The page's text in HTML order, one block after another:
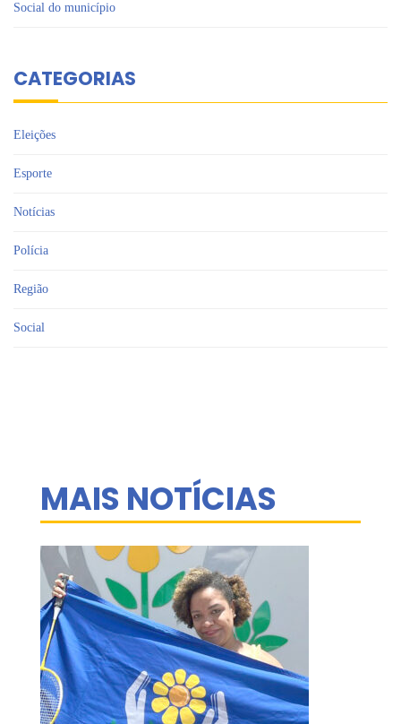
Social do município
CATEGORIAS
Eleições
Esporte
Notícias
Polícia
Região
Social
MAIS NOTÍCIAS